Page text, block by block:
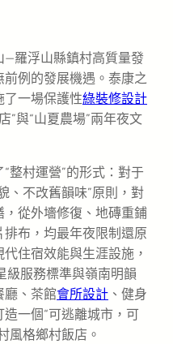
—羅浮山縣鎮村高質量發
例的發展機遇。泰康之
了一場保護性綠裝修設計
”與“山夏農場”兩年夜文
整村運營”的形式：對于
、不改舊韻味”原則，對
從外墻修復、地磚重鋪
布，均最年夜限制還原
住宿效能與生涯設施，
級服務標準與嶺南明韻
廳、茶館會所設計 、健身
一個“可逃離城市，可
風格鄉村飯店。